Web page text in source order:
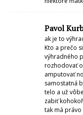
Pavol
ak je to
Kto a prečo
výhradného
rozhodovať
amputovať
samostatná
telo a už
zabiť
tak má právo